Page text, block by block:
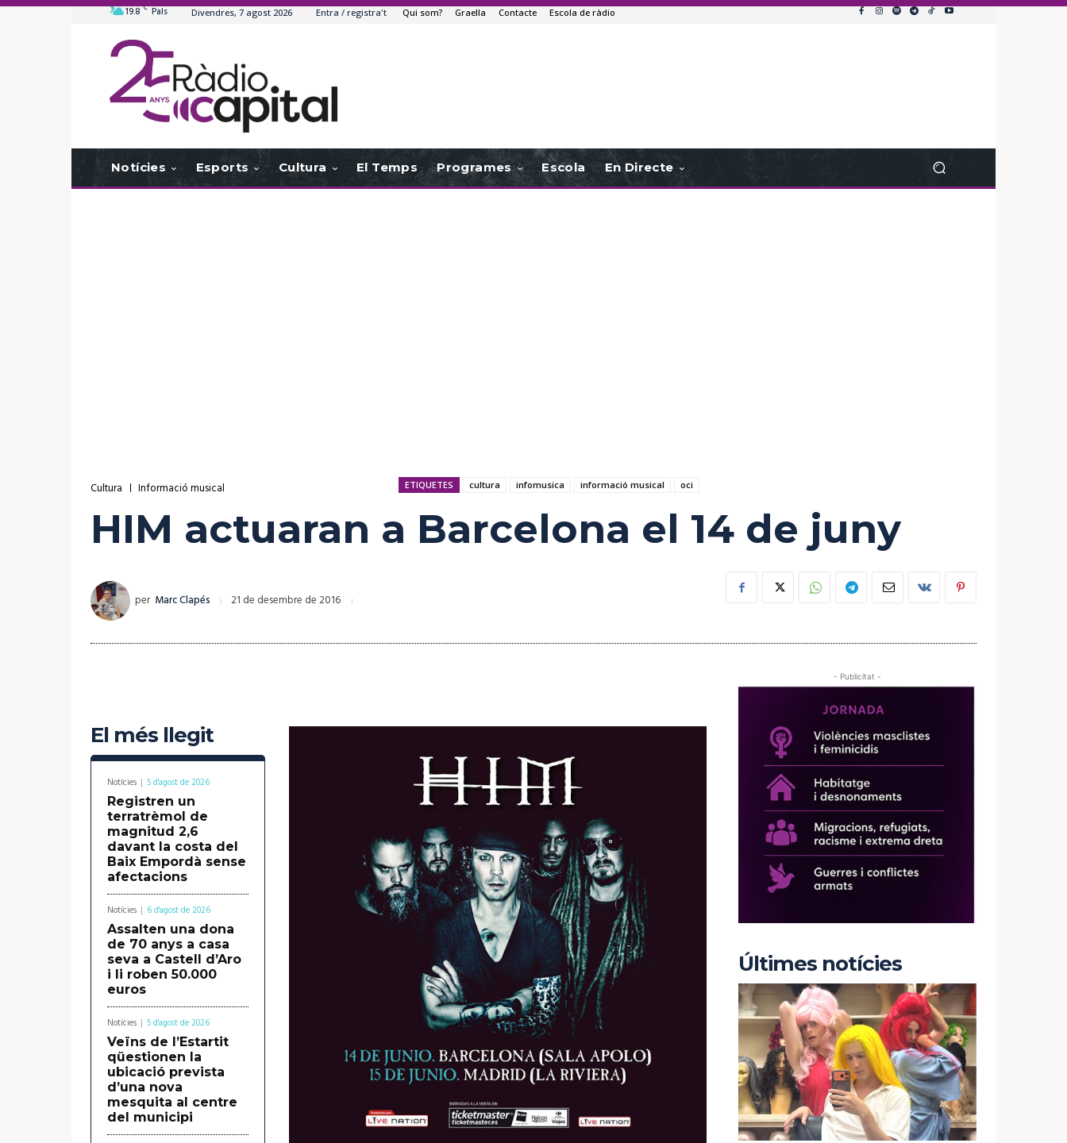
19.8 C Pals Divendres, 7 agost 2026 Entra / registra't Qui som? Graella Contacte Escola de ràdio
Notícies Esports Cultura El Temps Programes Escola En Directe
Cultura Informació musical ETIQUETES cultura infomusica informació musical oci
HIM actuaran a Barcelona el 14 de juny
per Marc Clapés 21 de desembre de 2016
El més llegit
Notícies 5 d'agost de 2026
Registren un
terratrèmol de
magnitud 2,6
davant la costa del
Baix Empordà sense
afectacions
Notícies 6 d'agost de 2026
Assalten una dona
de 70 anys a casa
seva a Castell d’Aro
i li roben 50.000
euros
Notícies 5 d'agost de 2026
Veïns de l’Estartit
qüestionen la
ubicació prevista
d’una nova
mesquita al centre
del municipi
- Publicitat -
Últimes notícies